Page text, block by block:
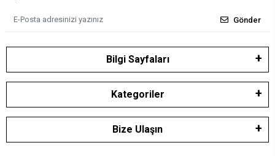
Gönder
Bilgi Sayfaları
Kategoriler
Bize Ulaşın